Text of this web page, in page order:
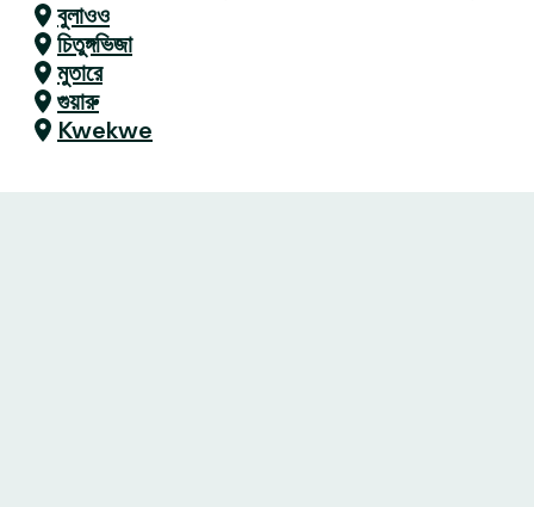
বুলাওও
চিতুঙ্গভিজা
মুতারে
গুয়ারু
Kwekwe